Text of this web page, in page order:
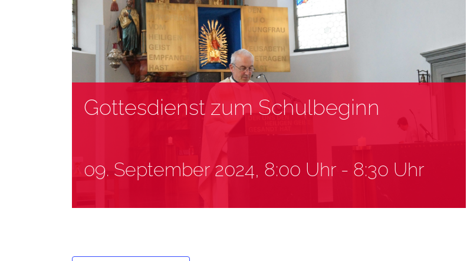
Gottesdienst zum Schulbeginn
09. September 2024, 8:00 Uhr - 8:30 Uhr